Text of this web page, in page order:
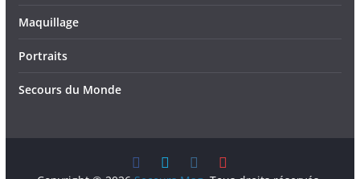
Maquillage
Portraits
Secours du Monde